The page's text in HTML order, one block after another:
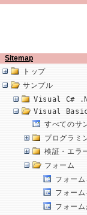
Sitemap
トップ
サンプル
Visual C#
Visual Basic
すべてのサ
プログラミ
検証・エラ
フォーム
フォー
フォーム
フォー